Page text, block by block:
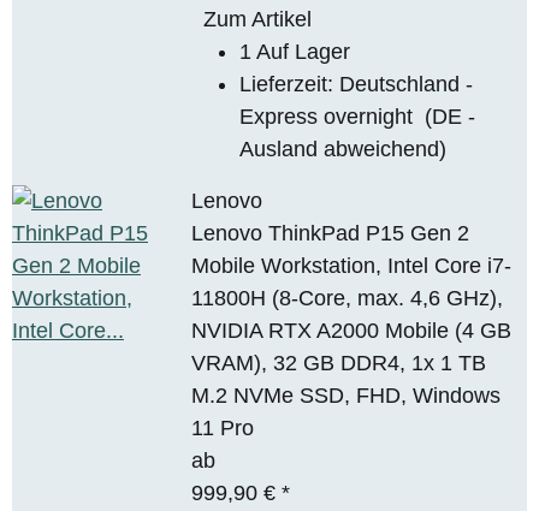
Zum Artikel
1 Auf Lager
Lieferzeit: Deutschland -
Express overnight (DE -
Ausland abweichend)
Lenovo
Lenovo ThinkPad P15 Gen 2
Mobile Workstation, Intel Core i7-
11800H (8-Core, max. 4,6 GHz),
NVIDIA RTX A2000 Mobile (4 GB
VRAM), 32 GB DDR4, 1x 1 TB
M.2 NVMe SSD, FHD, Windows
11 Pro
ab
999,90 €*